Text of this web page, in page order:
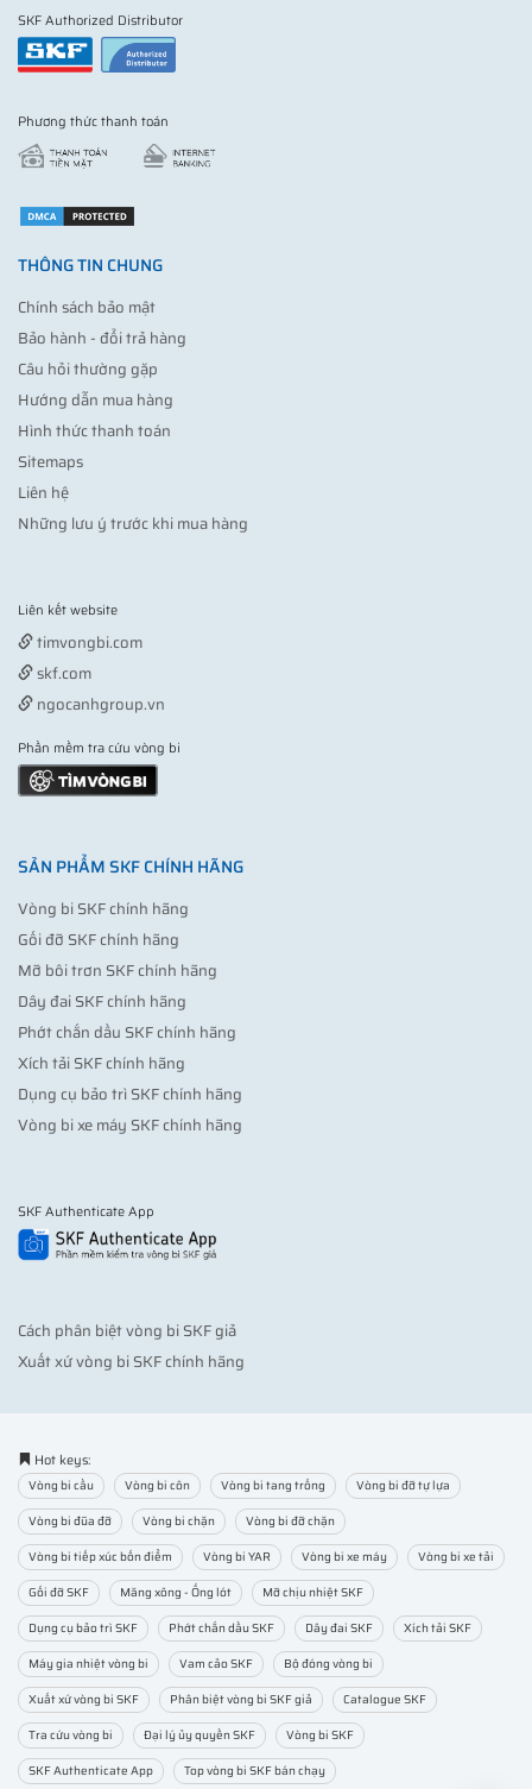
SKF Authorized Distributor
Phương thức thanh toán
THÔNG TIN CHUNG
Chính sách bảo mật
Bảo hành - đổi trả hàng
Câu hỏi thường gặp
Hướng dẫn mua hàng
Hình thức thanh toán
Sitemaps
Liên hệ
Những lưu ý trước khi mua hàng
Liên kết website
timvongbi.com
skf.com
ngocanhgroup.vn
Phần mềm tra cứu vòng bi
SẢN PHẨM SKF CHÍNH HÃNG
Vòng bi SKF chính hãng
Gối đỡ SKF chính hãng
Mỡ bôi trơn SKF chính hãng
Dây đai SKF chính hãng
Phớt chắn dầu SKF chính hãng
Xích tải SKF chính hãng
Dụng cụ bảo trì SKF chính hãng
Vòng bi xe máy SKF chính hãng
SKF Authenticate App
Cách phân biệt vòng bi SKF giả
Xuất xứ vòng bi SKF chính hãng
Hot keys:
Vòng bi cầu Vòng bi côn Vòng bi tang trống
Vòng bi đỡ tự lựa
Vòng bi đũa đỡ
Vòng bi chặn
Vòng bi đỡ chặn
Vòng bi tiếp xúc bốn điểm
Vòng bi YAR Vòng bi xe máy
Vòng bi xe tải
Gối đỡ SKF
Măng xông - Ống lót
Mỡ chịu nhiệt SKF
Dụng cụ bảo trì SKF
Phớt chắn dầu SKF Dây đai SKF
Xích tải SKF
Máy gia nhiệt vòng bi
Vam cảo SKF
Bộ đóng vòng bi
Xuất xứ vòng bi SKF
Phân biệt vòng bi SKF giả
Catalogue SKF
Tra cứu vòng bi
Đại lý ủy quyền SKF
Vòng bi SKF
SKF Authenticate App
Top vòng bi SKF bán chạy